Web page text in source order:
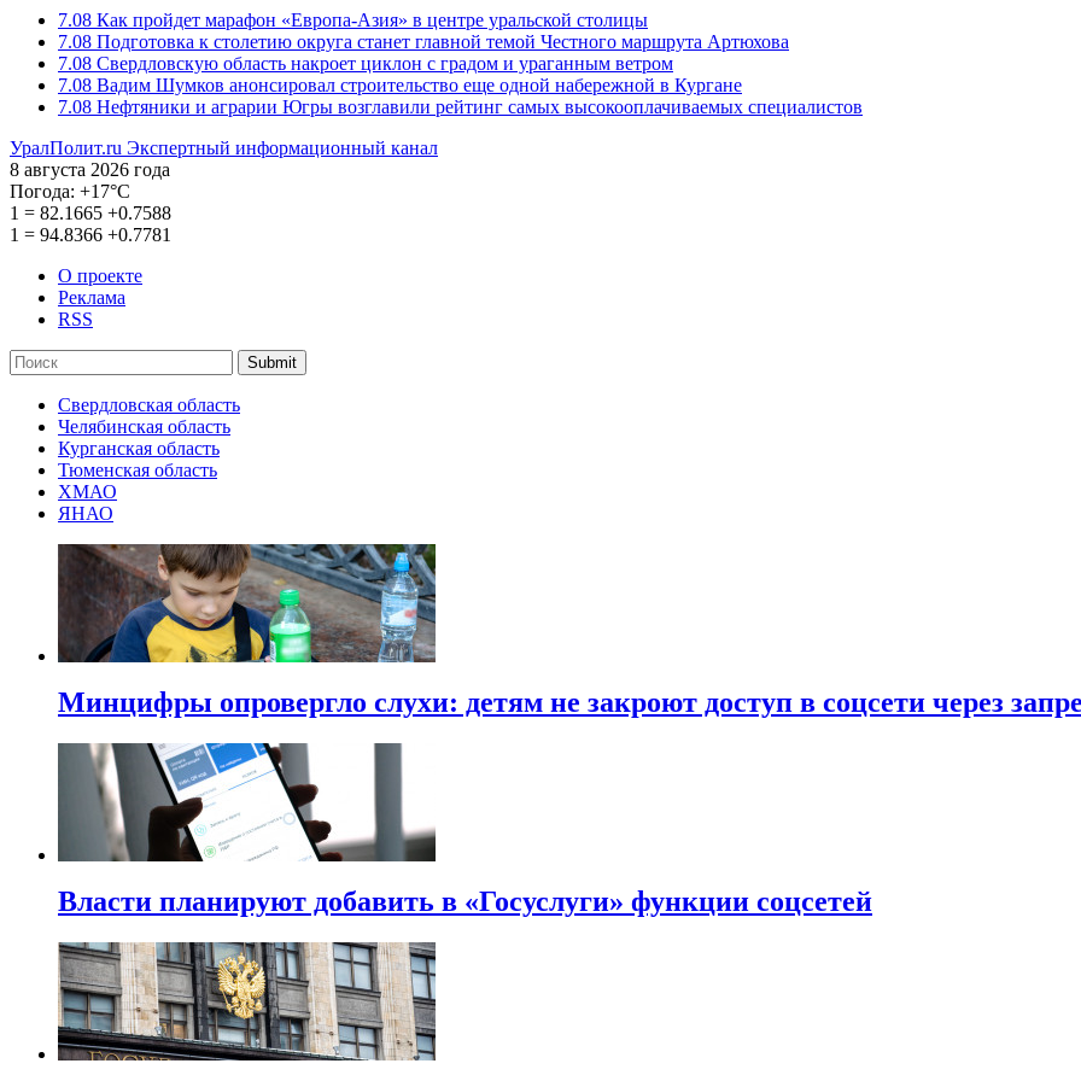
7.08 Как пройдет марафон «Европа-Азия» в центре уральской столицы
7.08 Подготовка к столетию округа станет главной темой Честного маршрута Артюхова
7.08 Свердловскую область накроет циклон с градом и ураганным ветром
7.08 Вадим Шумков анонсировал строительство еще одной набережной в Кургане
7.08 Нефтяники и аграрии Югры возглавили рейтинг самых высокооплачиваемых специалистов
УралПолит.ru Экспертный информационный канал
8 августа 2026 года
Погода: +17°С
1 = 82.1665 +0.7588
1 = 94.8366 +0.7781
О проекте
Реклама
RSS
Submit
Свердловская область
Челябинская область
Курганская область
Тюменская область
ХМАО
ЯНАО
Минцифры опровергло слухи: детям не закроют доступ в соцсети через
Власти планируют добавить в «Госуслуги» функции соцсетей